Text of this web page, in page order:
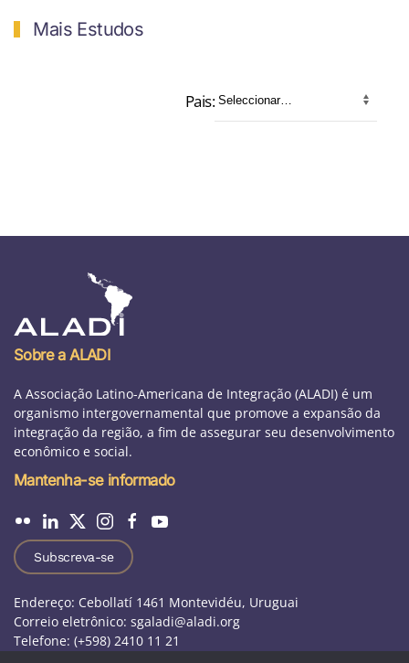
Mais Estudos
Pais: Seleccionar…
Sobre a ALADI
A Associação Latino-Americana de Integração (ALADI) é um
organismo intergovernamental que promove a expansão da
integração da região, a fim de assegurar seu desenvolvimento
econômico e social.
Mantenha-se informado
Subscreva-se
Endereço: Cebollatí 1461 Montevidéu, Uruguai
Correio eletrônico: sgaladi@aladi.org
Telefone: (+598) 2410 11 21